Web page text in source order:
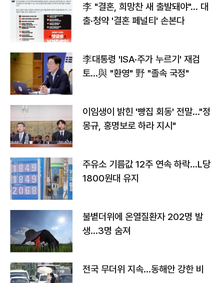
李 "결혼, 희망찬 새 출발돼야"… 대
출·청약 '결혼 페널티' 손본다
李대통령 'ISA·주가 누르기' 재검
토…與 "환영" 野 "졸속 국정"
이임생이 밝힌 '빵집 회동' 전말…"정
몽규, 홍명보로 하라 지시"
주유소 기름값 12주 연속 하락…L당
1800원대 유지
불볕더위에 온열질환자 202명 발
생…3명 숨져
전국 무더위 지속…동해안 강한 비